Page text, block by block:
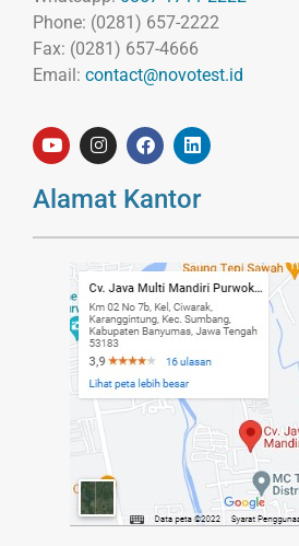
Phone: (0281) 657-2222
Fax: (0281) 657-4666
Email: contact@novotest.id
Alamat Kantor